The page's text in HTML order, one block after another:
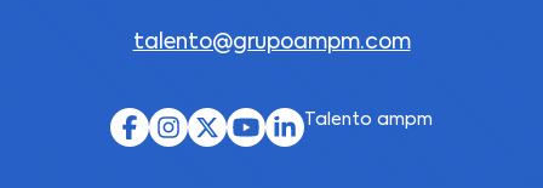
talento@grupoampm.com
Talento ampm